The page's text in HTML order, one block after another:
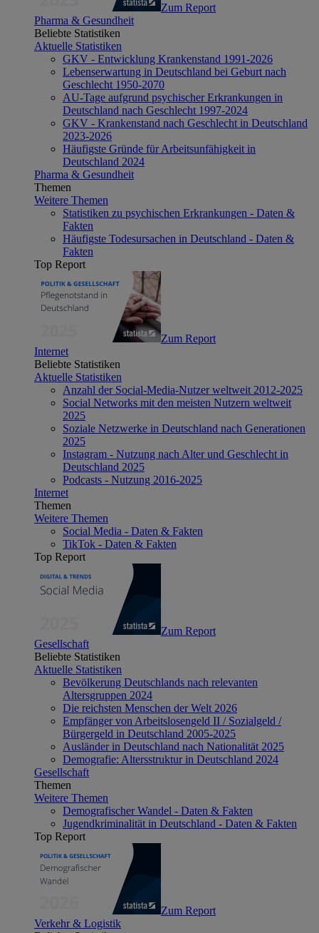
Zum Report
Pharma & Gesundheit
Beliebte Statistiken
Aktuelle Statistiken
GKV - Entwicklung Krankenstand 1991-2026
Lebenserwartung in Deutschland bei Geburt nach
Geschlecht 1950-2070
AU-Tage aufgrund psychischer Erkrankungen in
Deutschland nach Geschlecht 1997-2024
GKV - Krankenstand nach Geschlecht in Deutschland
2023-2026
Häufigste Gründe für Arbeitsunfähigkeit in
Deutschland 2024
Pharma & Gesundheit
Themen
Weitere Themen
Statistiken zu psychischen Erkrankungen - Daten &
Fakten
Häufigste Todesursachen in Deutschland - Daten &
Fakten
Top Report
Zum Report
Internet
Beliebte Statistiken
Aktuelle Statistiken
Anzahl der Social-Media-Nutzer weltweit 2012-2025
Social Networks mit den meisten Nutzern weltweit
2025
Soziale Netzwerke in Deutschland nach Generationen
2025
Instagram - Nutzung nach Alter und Geschlecht in
Deutschland 2025
Podcasts - Nutzung 2016-2025
Internet
Themen
Weitere Themen
Social Media - Daten & Fakten
TikTok - Daten & Fakten
Top Report
Zum Report
Gesellschaft
Beliebte Statistiken
Aktuelle Statistiken
Bevölkerung Deutschlands nach relevanten
Altersgruppen 2024
Die reichsten Menschen der Welt 2026
Empfänger von Arbeitslosengeld II / Sozialgeld /
Bürgergeld in Deutschland 2005-2025
Ausländer in Deutschland nach Nationalität 2025
Demografie: Altersstruktur in Deutschland 2024
Gesellschaft
Themen
Weitere Themen
Demografischer Wandel - Daten & Fakten
Jugendkriminalität in Deutschland - Daten & Fakten
Top Report
Zum Report
Verkehr & Logistik